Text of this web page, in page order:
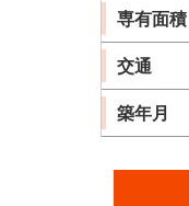
専有面積
交通
築年月